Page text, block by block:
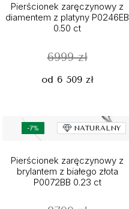
Pierścionek zaręczynowy z
diamentem z platyny P0246EB
0.50 ct
6999 zł
od 6 509 zł
-7% NATURALNY
Pierścionek zaręczynowy z
brylantem z białego złota
P0072BB 0.23 ct